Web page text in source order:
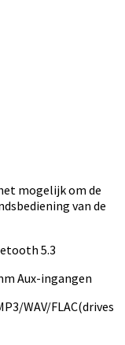
mogelijk om de
van de
5.3
Aux-ingangen
WAV/FLAC(drives